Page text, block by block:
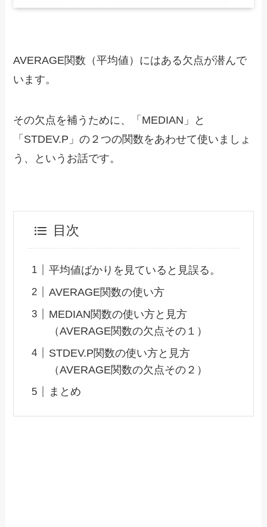
AVERAGE関数（平均値）にはある欠点が潜んで
います。
その欠点を補うために、「MEDIAN」と
「STDEV.P」の２つの関数をあわせて使いましょ
う、というお話です。
目次
平均値ばかりを見ていると見誤る。
AVERAGE関数の使い方
MEDIAN関数の使い方と見方
（AVERAGE関数の欠点その１）
STDEV.P関数の使い方と見方
（AVERAGE関数の欠点その２）
まとめ